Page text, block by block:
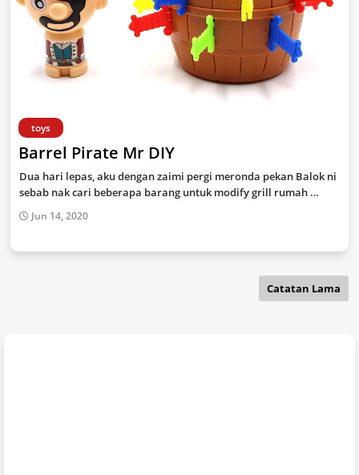
toys
Barrel Pirate Mr DIY
Dua hari lepas, aku dengan zaimi pergi meronda pekan Balok ni
sebab nak cari beberapa barang untuk modify grill rumah …
Jun 14, 2020
Catatan Lama